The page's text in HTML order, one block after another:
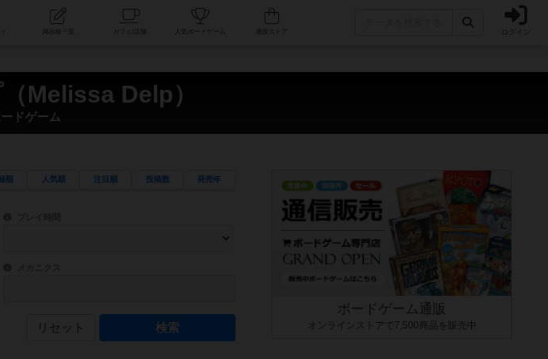
コミュニティ 人気ボードゲーム ログイン
Melissa Delp）
ドゲーム
順 人気順 注目順 投稿数 発売年
目安となる所要時間を指定することができます。マニュアルを読む時間や参加者へのルール説明時間は含まれていないため、初めて
できます。直感的にゲームシステムを理解できるよう、中世ファンタジー・クッキング・海賊同士の対決など、ゲームコンセプトを絞
ゲーム性を構成するコアシステムです。主にボードゲームに慣れている方向けの絞込機能です。例えば「ダイスロール」はランダ
リセット
ボードゲーム通販
オンラインストアで7,500商品を販売中